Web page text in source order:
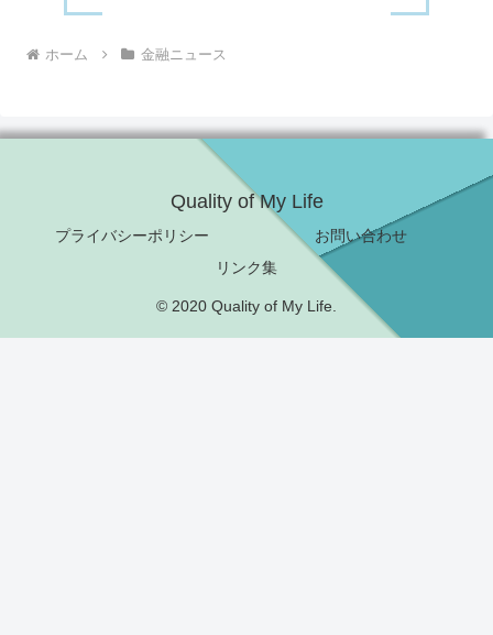
ホーム 金融ニュース
Quality of My Life
プライバシーポリシー
お問い合わせ
リンク集
© 2020 Quality of My Life.